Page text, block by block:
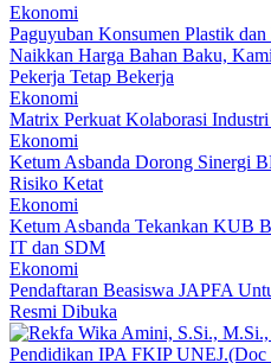
Ekonomi
Paguyuban Konsumen Plastik
Naikkan Harga Bahan Baku,
Pekerja Tetap Bekerja
Ekonomi
Matrix Perkuat Kolaborasi
Ekonomi
Ketum Asbanda Dorong Sinergi
Risiko Ketat
Ekonomi
Ketum Asbanda Tekankan KUB
IT dan SDM
Ekonomi
Pendaftaran Beasiswa JAPFA
Resmi Dibuka